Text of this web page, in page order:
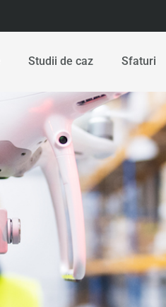
Studii de caz Sfaturi